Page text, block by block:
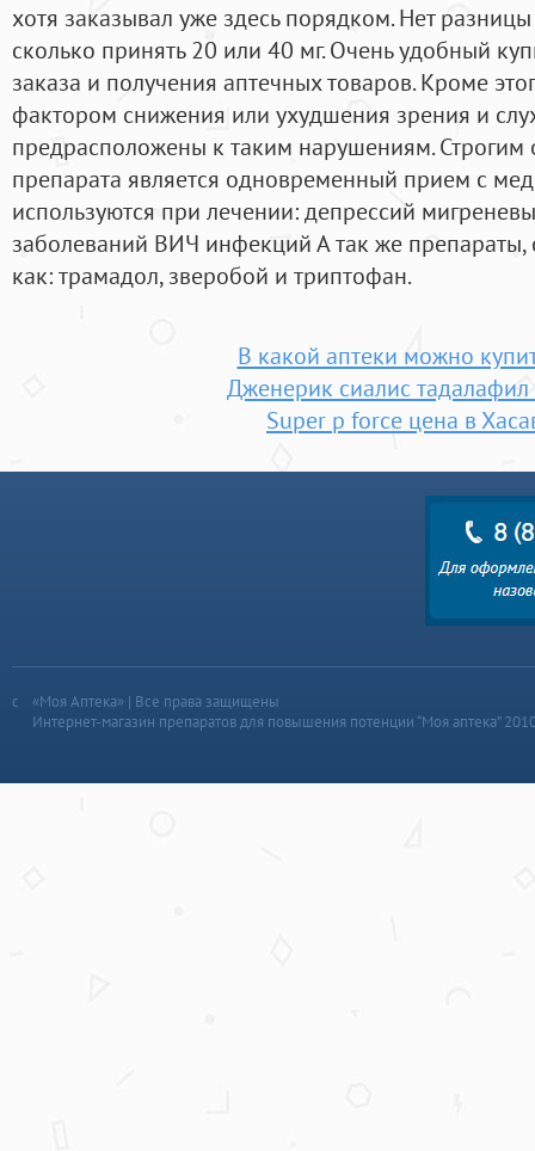
хотя заказывал уже здесь порядком. Нет
сколько принять 20 или 40 мг. Очень удобный
заказа и получения аптечных товаров. Кроме
фактором снижения или ухудшения зрения и
предрасположены к таким нарушениям.
препарата является одновременный прием с
используются при лечении: депрессий
заболеваний ВИЧ инфекций А так же
как: трамадол, зверобой и триптофан.
В какой аптеки можно
Дженерик сиалис
Super p force цена в
«Моя Аптека» | Все права защищены
Интернет-магазин препаратов для повышения потенции “Моя аптека”